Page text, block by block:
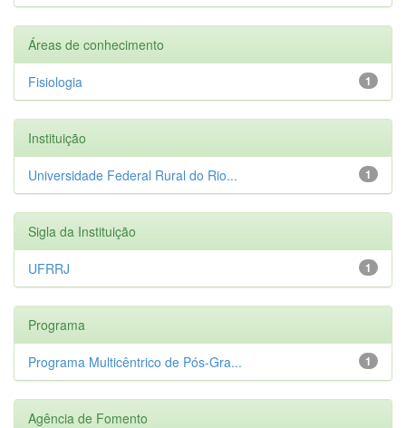
Áreas de conhecimento
1
Fisiologia
Instituição
1
Universidade Federal Rural do Rio...
Sigla da Instituição
1
UFRRJ
Programa
1
Programa Multicêntrico de Pós-Gra...
Agência de Fomento